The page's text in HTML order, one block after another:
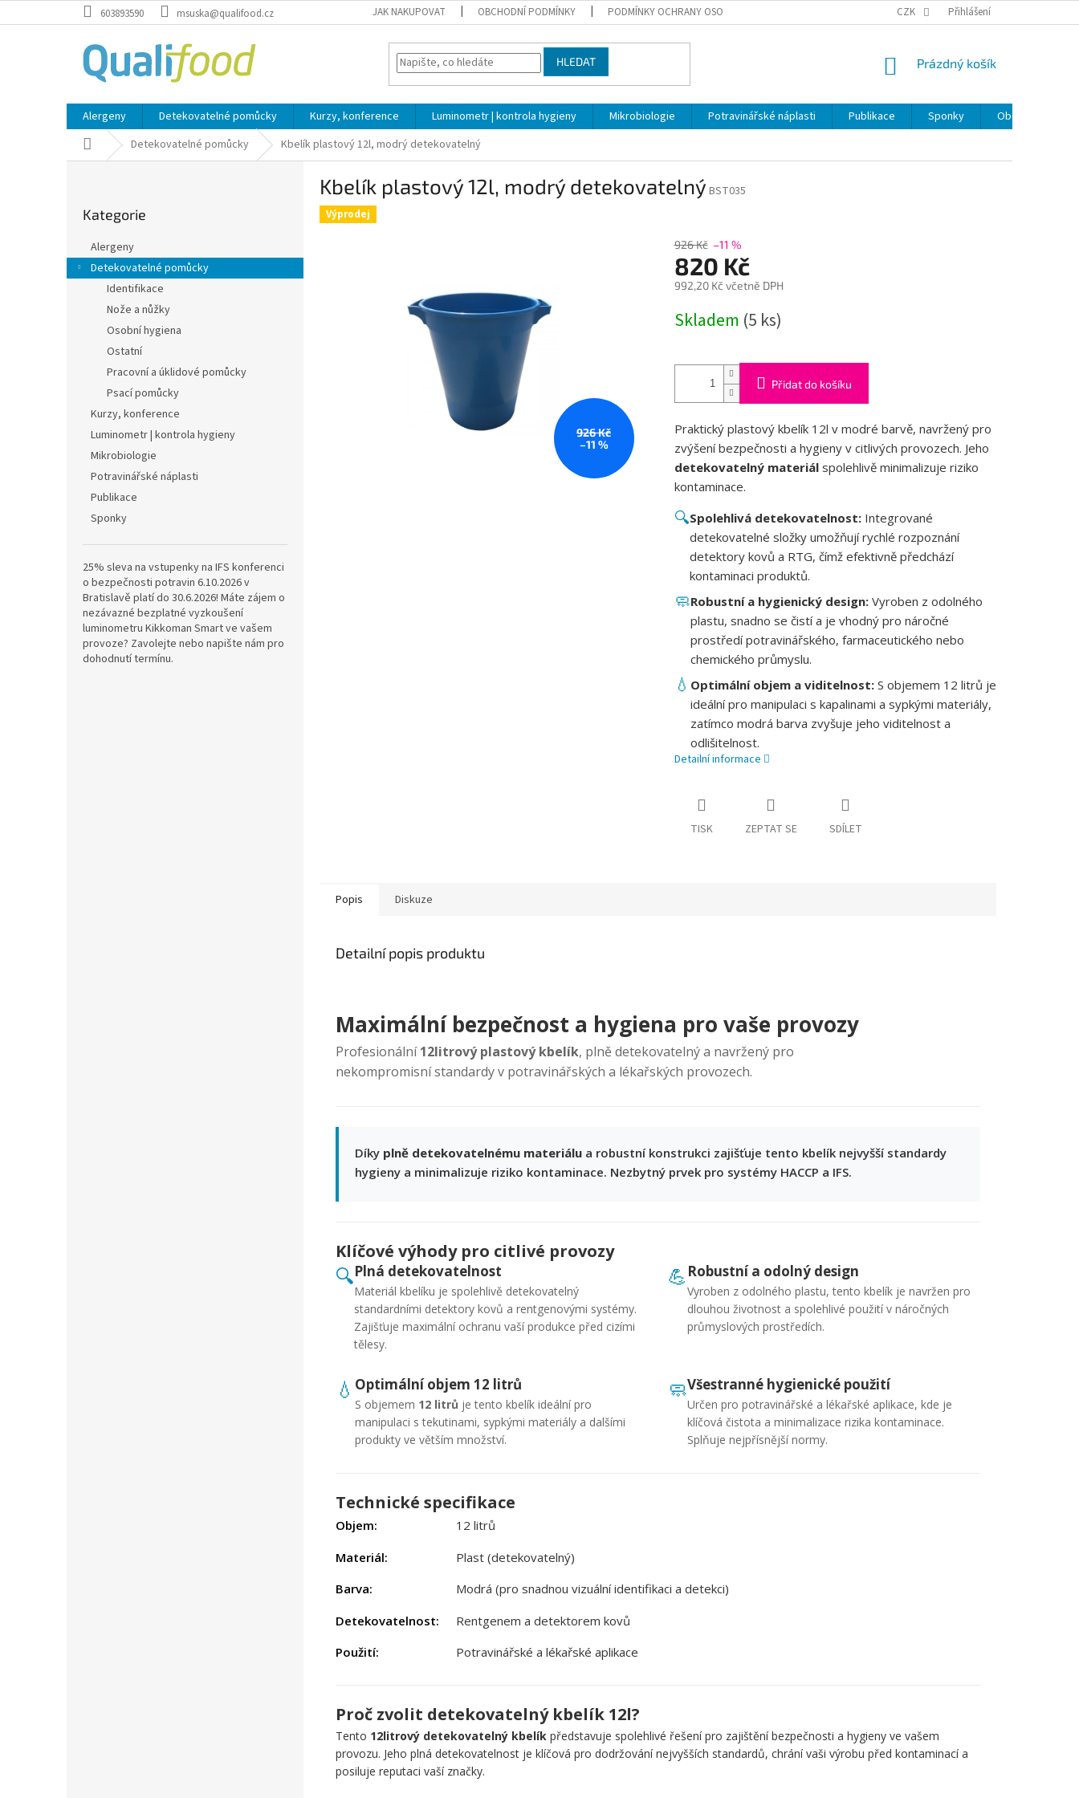
na
603893590 msuska@qualifood.cz JAK NAKUPOVAT OBCHODNÍ PODMÍNKY PODMÍNKY OCHRANY OSOBNÍCH ÚDAJŮ CZK Přihlášení
HLEDAT
NÁKUPNÍ
Prázdný košík
Alergeny Detekovatelné pomůcky Kurzy, konference Luminometr | kontrola hygieny Mikrobiologie Potravinářské náplasti Publikace Sponky
Obchodní
Domů Detekovatelné pomůcky Kbelík plastový 12l, modrý detekovatelný
a
n
kategorie
Kategorie
Alergeny
Detekovatelné pomůcky
Identifikace
Nože a nůžky
Osobní hygiena
Ostatní
Pracovní a úklidové pomůcky
Psací pomůcky
Kurzy, konference
Luminometr | kontrola hygieny
Mikrobiologie
Potravinářské náplasti
Publikace
Sponky
25% sleva na vstupenky na IFS konferenci
o bezpečnosti potravin 6.10.2026 v
Bratislavě platí do 30.6.2026! Máte zájem o
nezávazné bezplatné vyzkoušení
luminometru Kikkoman Smart ve vašem
provoze? Zavolejte nebo napište nám pro
dohodnutí termínu.
Kbelík plastový 12l, modrý detekovatelný BST035
Výprodej
926 Kč
–11 %
926 Kč –11 %
820 Kč
992,20 Kč včetně DPH
cena:
Skladem (5 ks)
Přidat do košíku
Praktický plastový kbelík 12l v modré barvě, navržený pro
zvýšení bezpečnosti a hygieny v citlivých provozech. Jeho
detekovatelný materiálspolehlivě minimalizuje riziko
kontaminace.
🔍Spolehlivá detekovatelnost:Integrované
detekovatelné složky umožňují rychlé rozpoznání
detektory kovů a RTG, čímž efektivně předchází
kontaminaci produktů.
🧼Robustní a hygienický design:Vyroben z odolného
plastu, snadno se čistí a je vhodný pro náročné
prostředí potravinářského, farmaceutického nebo
chemického průmyslu.
💧 Optimální objem a viditelnost:S objemem 12 litrů je
ideální pro manipulaci s kapalinami a sypkými materiály,
zatímco modrá barva zvyšuje jeho viditelnost a
odlišitelnost.
Detailní informace
TISK ZEPTAT SE SDÍLET
Popis Diskuze
Detailní popis produktu
Maximální bezpečnost a hygiena pro vaše provozy
Profesionální12litrový plastový kbelík, plně detekovatelný a navržený pro
nekompromisní standardy v potravinářských a lékařských provozech.
Díky plně detekovatelnému materiálu a robustní konstrukci zajišťuje tento kbelík nejvyšší standardy
hygieny a minimalizuje riziko kontaminace. Nezbytný prvek pro systémy HACCP a IFS.
Klíčové výhody pro citlivé provozy
🔍Plná detekovatelnost
Materiál kbelíku je spolehlivě detekovatelný
standardními detektory kovů a rentgenovými systémy.
Zajišťuje maximální ochranu vaší produkce před cizími
tělesy.
💪 Robustní a odolný design
Vyroben z odolného plastu, tento kbelík je navržen pro
dlouhou životnost a spolehlivé použití v náročných
průmyslových prostředích.
💧 Optimální objem 12 litrů
S objemem 12 litrů je tento kbelík ideální pro
manipulaci s tekutinami, sypkými materiály a dalšími
produkty ve větším množství.
🧼Všestranné hygienické použití
Určen pro potravinářské a lékařské aplikace, kde je
klíčová čistota a minimalizace rizika kontaminace.
Splňuje nejpřísnější normy.
Technické specifikace
Objem:
12 litrů
Materiál:
Plast (detekovatelný)
Barva:
Modrá (pro snadnou vizuální identifikaci a detekci)
Detekovatelnost:
Rentgenem a detektorem kovů
Použití:
Potravinářské a lékařské aplikace
Proč zvolit detekovatelný kbelík 12l?
Tento 12litrový detekovatelný kbelík představuje spolehlivé řešení pro zajištění bezpečnosti a hygieny ve vašem
provozu. Jeho plná detekovatelnost je klíčová pro dodržování nejvyšších standardů, chrání vaši výrobu před kontaminací a
posiluje reputaci vaší značky.